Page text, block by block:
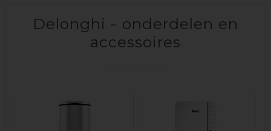
Delonghi - onderdelen en
accessoires